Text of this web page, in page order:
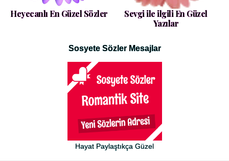
Heyecanlı En Güzel Sözler
Sevgi ile ilgili En Güzel
Yazılar
Sosyete Sözler Mesajlar
Hayat Paylaştıkça Güzel